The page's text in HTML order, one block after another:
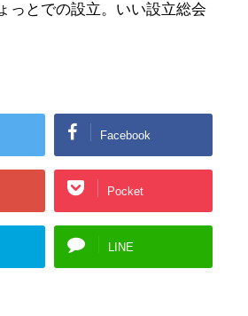
っとでの設立。いい設立総会
Facebook
Pocket
LINE